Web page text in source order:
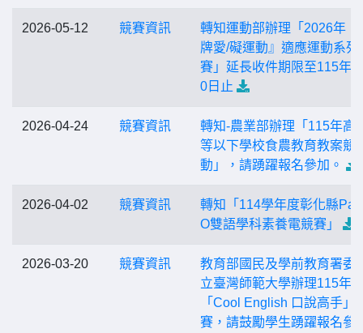
2026-05-12 競賽資訊
轉知運動部辦理「2026年『
牌愛/礙運動』適應運動系列
賽」延長收件期限至115年6
0日止
2026-04-24 競賽資訊
轉知-農業部辦理「115年高
等以下學校食農教育教案競
動」，請踴躍報名參加。
2026-04-02 競賽資訊
轉知「114學年度彰化縣
O雙語學科素養電競賽」
2026-03-20 競賽資訊
教育部國⺠及學前教育署委
立臺灣師範⼤學辦理115年
「Cool English ⼝說⾼⼿」
賽，請⿎勵學⽣踴躍報名參